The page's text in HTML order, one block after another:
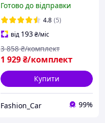
ДХО 45W (к-т 2 шт)
Готово до відправки
4.8 (5)
від 193₴/міс
1 929₴/комплект
3 858 ₴/комплект
Купити
Fashion_Car 99%